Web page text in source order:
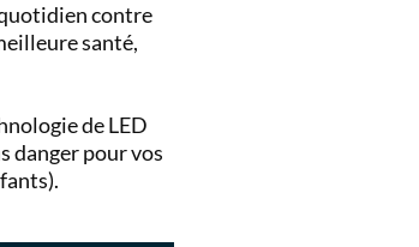
contre
santé,
de LED
danger pour vos